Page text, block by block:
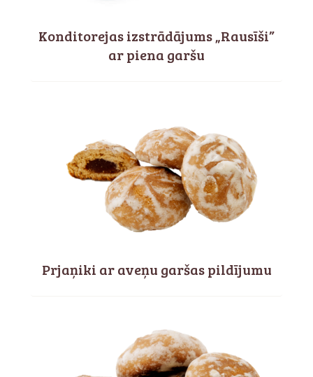
Konditorejas izstrādājums „Rausīši”
ar piena garšu
Prjaņiki ar aveņu garšas pildījumu